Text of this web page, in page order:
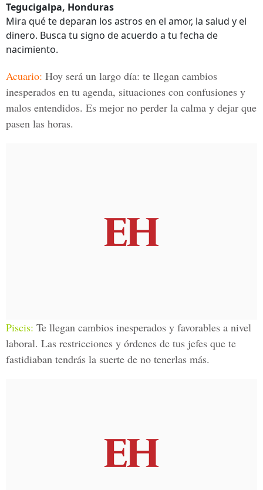
Tegucigalpa, Honduras
Mira qué te deparan los astros en el amor, la salud y el
dinero. Busca tu signo de acuerdo a tu fecha de
nacimiento.
Acuario: Hoy será un largo día: te llegan cambios
inesperados en tu agenda, situaciones con confusiones y
malos entendidos. Es mejor no perder la calma y dejar que
pasen las horas.
Piscis: Te llegan cambios inesperados y favorables a nivel
laboral. Las restricciones y órdenes de tus jefes que te
fastidiaban tendrás la suerte de no tenerlas más.